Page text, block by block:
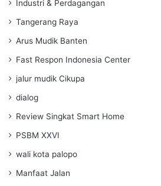
Industri & Perdagangan
Tangerang Raya
Arus Mudik Banten
Fast Respon Indonesia Center
jalur mudik Cikupa
dialog
Review Singkat Smart Home
PSBM XXVI
wali kota palopo
Manfaat Jalan